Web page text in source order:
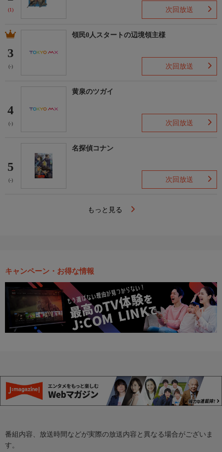
(1) 次回放送
3
(-)
領民0人スタートの辺境領主様
次回放送
4
(-)
黄泉のツガイ
次回放送
5
(-)
名探偵コナン
次回放送
もっと見る
キャンペーン・お得な情報
番組内容、放送時間などが実際の放送内容と異なる場合がございま
す。